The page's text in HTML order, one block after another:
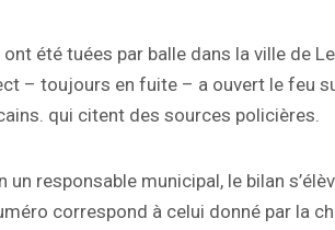
été tuées par balle dans la ville de
– toujours en fuite – a ouvert le feu
qui citent des sources policières.
un responsable municipal, le bilan
correspond à celui donné par la